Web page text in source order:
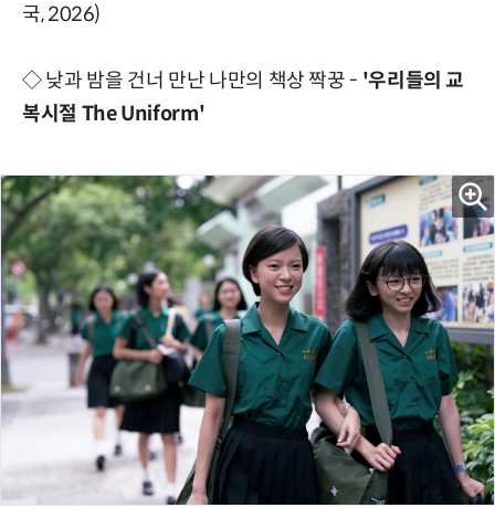
국, 2026)
◇ 낮과 밤을 건너 만난 나만의 책상 짝꿍 - '우리들의 교
복시절 The Uniform'